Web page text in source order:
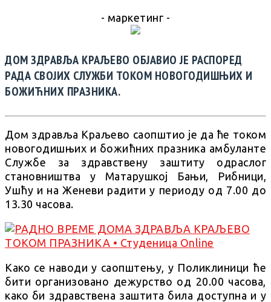
- маркетинг -
ДОМ ЗДРАВЉА КРАЉЕВО ОБЈАВИО ЈЕ РАСПОРЕД
РАДА СВОЈИХ СЛУЖБИ ТОКОМ НОВОГОДИШЊИХ И
БОЖИЋНИХ ПРАЗНИКА.
Дом здравља Краљево саопштио је да ће током
новогодишњих и божићних празника амбуланте
Службе за здравствену заштиту одраслог
становништва у Матарушкој Бањи, Рибници,
Ушћу и на Женеви радити у периоду од 7.00 до
13.30 часова.
Како се наводи у саопштењу, у Поликлиници ће
бити организовано дежурство од 20.00 часова,
како би здравствена заштита била доступна и у